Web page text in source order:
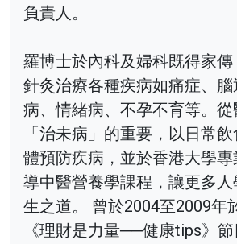
負責人。
羅博士於內科及婦科既得家
針灸治療各種疾病如痛症、腦
病、情緒病、不孕不育等。從
「治未病」的重要，以日常
體預防疾病，並於香港大學
導中醫營養學課程，讓更多
生之道。 曾於2004至2009年
《理財是力量──健康tips》